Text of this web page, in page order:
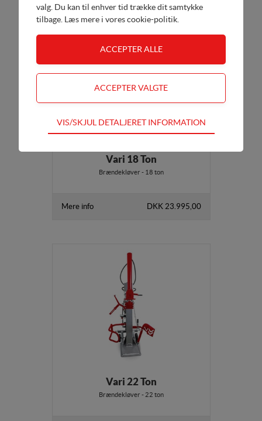
Vari 18 Ton
Brændekløver - 18 ton
Mere info DKK 23.995,00
Vari 22 Ton
Brændekløver - 22 ton
valg. Du kan til enhver tid trække dit samtykke
tilbage. Læs mere i vores cookie-politik
Teknisk
Tekniske cookies er nødvendige for hjemmesidens
adgangskontrol samt indkøbskurv og kan derfor ikke
Statistik-cookies bruges til at optimere design,
Personalisering
Personaliserings-cookies (tracking-cookies)
indsamler brugerens digitale fodspor på tværs af
flere hjemmesider og registrerer, hvad brugeren
interesserer sig for/søger på for at kunne
personalisere indholdet på en hjemmeside - dvs. vise
indhold, som kan være interessant for den enkelte
Markedsføring
VIS/SKJUL DETALJERET INFORMATION